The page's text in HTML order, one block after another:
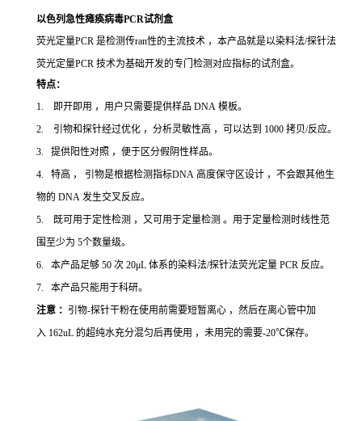
以色列急性瘫痪病毒PCR试剂盒
荧光定量PCR 是检测传ran性的主流技术 ，本产品就是以染料法/探针法
荧光定量PCR 技术为基础开发的专门检测对应指标的试剂盒。
特点：
1. 即开即用 ，用户只需要提供样品 DNA 模板。
2. 引物和探针经过优化 ，分析灵敏性高 ，可以达到 1000 拷贝/反应。
3. 提供阳性对照 ，便于区分假阴性样品。
4. 特高 ， 引物是根据检测指标DNA 高度保守区设计 ，不会跟其他生
物的 DNA 发生交叉反应。
5. 既可用于定性检测 ，又可用于定量检测 。用于定量检测时线性范
围至少为 5个数量级。
6. 本产品足够 50 次 20μL 体系的染料法/探针法荧光定量 PCR 反应。
7. 本产品只能用于科研。
注意 ： 引物-探针干粉在使用前需要短暂离心 ，然后在离心管中加
入 162uL 的超纯水充分混匀后再使用 ，未用完的需要-20℃保存。